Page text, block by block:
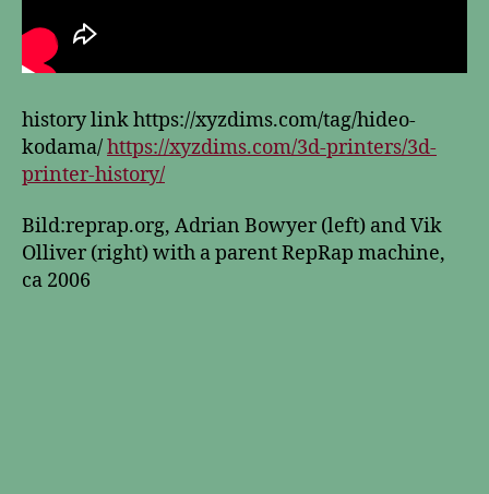
history link https://xyzdims.com/tag/hideo-
kodama/https://xyzdims.com/3d-printers/3d-
printer-history/
Bild:reprap.org, Adrian Bowyer (left) and Vik
Olliver (right) with a parent RepRap machine,
ca 2006